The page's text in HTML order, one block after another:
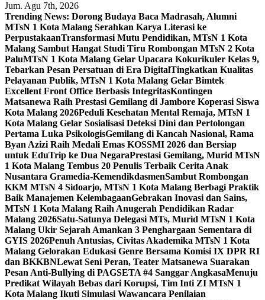
Jum. Agu 7th, 2026
Trending News: Dorong Budaya Baca Madrasah, Alumni
MTsN 1 Kota Malang Serahkan Karya Literasi ke
PerpustakaanTransformasi Mutu Pendidikan, MTsN 1 Kota
Malang Sambut Hangat Studi Tiru Rombongan MTsN 2 Kota
PaluMTsN 1 Kota Malang Gelar Upacara Kokurikuler Kelas 9,
Tebarkan Pesan Persatuan di Era DigitalTingkatkan Kualitas
Pelayanan Publik, MTsN 1 Kota Malang Gelar Bimtek
Excellent Front Office Berbasis IntegritasKontingen
Matsanewa Raih Prestasi Gemilang di Jambore Koperasi Siswa
Kota Malang 2026Peduli Kesehatan Mental Remaja, MTsN 1
Kota Malang Gelar Sosialisasi Deteksi Dini dan Pertolongan
Pertama Luka PsikologisGemilang di Kancah Nasional, Rama
Byan Azizi Raih Medali Emas KOSSMI 2026 dan Bersiap
untuk EduTrip ke Dua NegaraPrestasi Gemilang, Murid MTsN
1 Kota Malang Tembus 20 Penulis Terbaik Cerita Anak
Nusantara Gramedia-KemendikdasmenSambut Rombongan
KKM MTsN 4 Sidoarjo, MTsN 1 Kota Malang Berbagi Praktik
Baik Manajemen KelembagaanGebrakan Inovasi dan Sains,
MTsN 1 Kota Malang Raih Anugerah Pendidikan Radar
Malang 2026Satu-Satunya Delegasi MTs, Murid MTsN 1 Kota
Malang Ukir Sejarah Amankan 3 Penghargaan Sementara di
GYIS 2026Penuh Antusias, Civitas Akademika MTsN 1 Kota
Malang Gelorakan Edukasi Genre Bersama Komisi IX DPR RI
dan BKKBNLewat Seni Peran, Teater Matsanewa Suarakan
Pesan Anti-Bullying di PAGSETA #4 Sanggar AngkasaMenuju
Predikat Wilayah Bebas dari Korupsi, Tim Inti ZI MTsN 1
Kota Malang Ikuti Simulasi Wawancara Penilaian